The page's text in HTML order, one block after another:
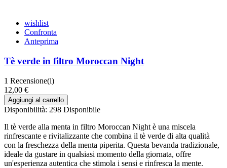
wishlist
Confronta
Anteprima
Tè verde in filtro Moroccan Night
1 Recensione(i)
12,00 €
Aggiungi al carrello
Disponibilità: 298 Disponibile
Il tè verde alla menta in filtro Moroccan Night è una miscela
rinfrescante e rivitalizzante che combina il tè verde di alta qualità
con la freschezza della menta piperita. Questa bevanda tradizionale,
ideale da gustare in qualsiasi momento della giornata, offre
un'esperienza autentica che stimola i sensi e rinfresca la mente.